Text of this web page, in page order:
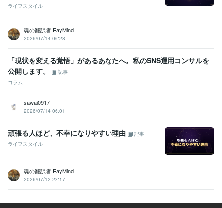
ライフスタイル
魂の翻訳者 RayMind
2026/07/14 06:28
「現状を変える覚悟」があるあなたへ。私のSNS運用コンサルを
公開します。
記事
コラム
sawai0917
2026/07/14 06:01
頑張る人ほど、不幸になりやすい理由
記事
ライフスタイル
魂の翻訳者 RayMind
2026/07/12 22:17